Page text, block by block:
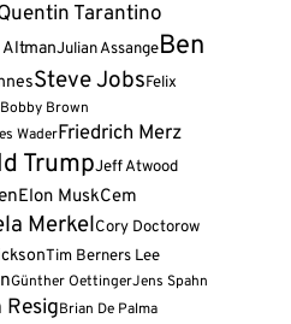
Tarantino
AltmanJulian AssangeBen
Steve JobsFelix
Brown
WaderFriedrich Merz
TrumpJeff Atwood
Elon MuskCem
MerkelCory Doctorow
Tim Berners Lee
Günther OettingerJens Spahn
Brian De Palma